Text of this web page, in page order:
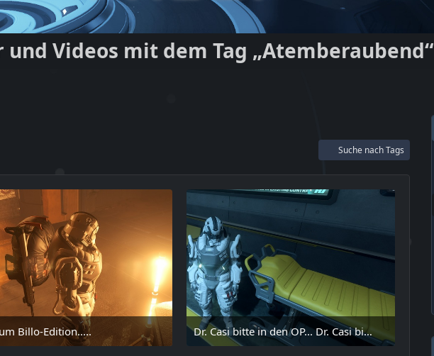
und Videos mit dem Tag „Atemberaubend“
Suche nach Tags
Billo-Edition.....
16. Mai 2025 um 16:23
Dr. Casi bitte in den OP... Dr. Casi bitte....
16. Mai 2025 um 16:22